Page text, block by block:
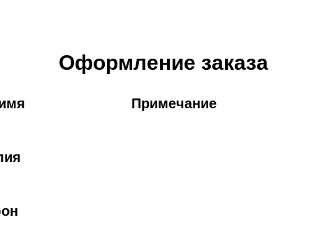
Оформление заказа
Примечание